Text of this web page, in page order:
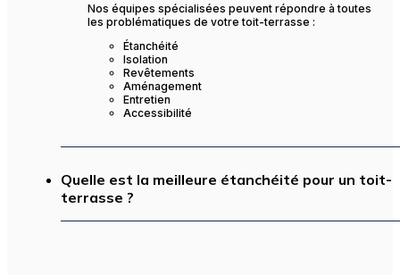
Nos équipes spécialisées peuvent répondre à toutes
les problématiques de votre toit-terrasse :
Étanchéité
Isolation
Revêtements
Aménagement
Entretien
Accessibilité
Quelle est la meilleure étanchéité pour un toit-
terrasse ?